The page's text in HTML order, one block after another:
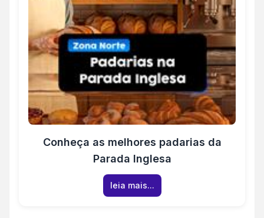
Conheça as melhores padarias da
Parada Inglesa
leia mais...